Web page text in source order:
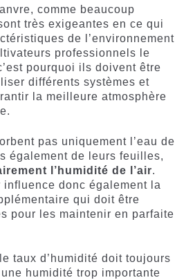
comme beaucoup
très exigeantes en ce qui
de l’environnement
professionnels le
pourquoi ils doivent être
différents systèmes et
la meilleure atmosphère
pas uniquement l’eau de
également de leurs feuilles,
l’humidité de l’air.
influence donc également la
qui doit être
pour les maintenir en parfaite
taux d’humidité doit toujours
humidité trop importante